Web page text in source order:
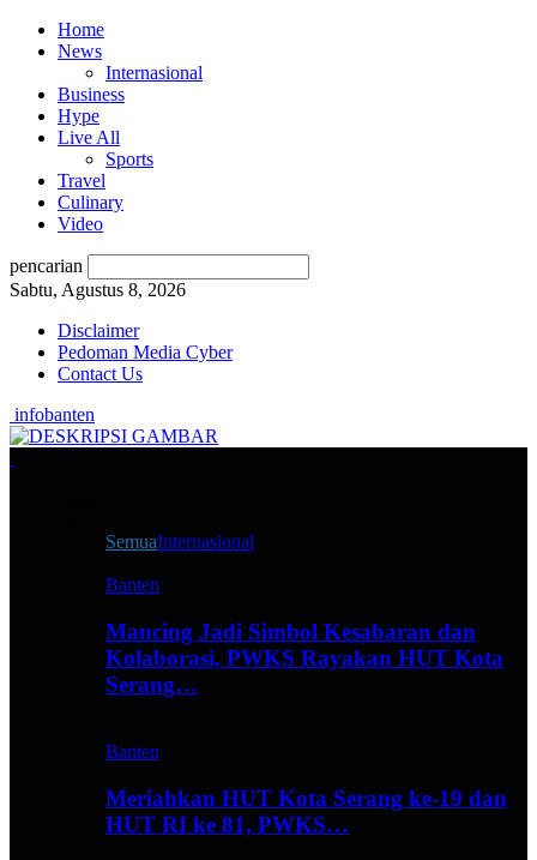
Home
News
Internasional
Business
Hype
Live All
Sports
Travel
Culinary
Video
pencarian
Sabtu, Agustus 8, 2026
Disclaimer
Pedoman Media Cyber
Contact Us
infobanten
SemuaInternasional
Banten
Mancing Jadi Simbol Kesabaran dan
Kolaborasi, PWKS Rayakan HUT Kota
Serang…
Banten
Meriahkan HUT Kota Serang ke-19 dan
HUT RI ke 81, PWKS…